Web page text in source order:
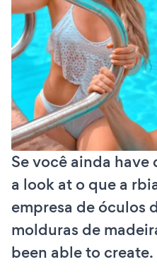
Se você ainda
a look at o que a
empresa de óculos
molduras de
been able to create.